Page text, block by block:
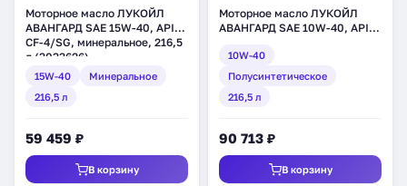
Моторное масло ЛУКОЙЛ
АВАНГАРД SAE 15W-40, API
CF-4/SG, минеральное, 216,5
л (3033626)
15W-40
Минеральное
216,5 л
59 459 ₽
В корзину
Моторное масло ЛУКОЙЛ
АВАНГАРД SAE 10W-40, API
216,5 л (19491)
10W-40
Полусинтетическое
216,5 л
90 713 ₽
В корзину